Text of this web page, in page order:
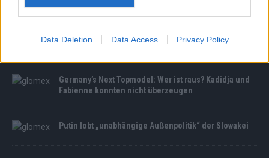
Data Deletion Data Access Privacy Policy
Eskalation und Friedensgespräche gleichzeitig an
Germany’s Next Topmodel: Wer ist raus? Kadidja und
Fabienne konnten nicht überzeugen
Putin lobt „unabhängige Außenpolitik“ der Slowakei